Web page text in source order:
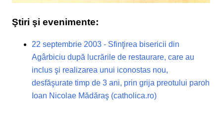
Ştiri şi evenimente:
22 septembrie 2003 - Sfinţirea bisericii din
Agârbiciu după lucrările de restaurare, care au
inclus şi realizarea unui iconostas nou,
desfăşurate timp de 3 ani, prin grija preotului paroh
Ioan Nicolae Mădăraş (catholica.ro)